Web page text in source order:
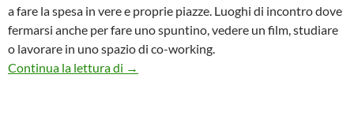
a fare la spesa in vere e proprie piazze. Luoghi di incontro dove
fermarsi anche per fare uno spuntino, vedere un film, studiare
o lavorare in uno spazio di co-working.
Continua la lettura di
Roma, street food e co-working, ‘Mercati
→